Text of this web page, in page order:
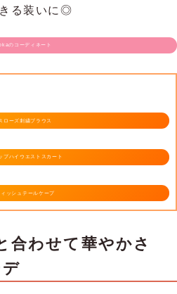
る装いに◎
のコーディネート
ローズ刺繍ブラウス
プハイウエストスカート
ッシュテールケープ
合わせて華やかさ